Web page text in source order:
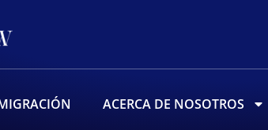
ACERCA DE NOSOTROS